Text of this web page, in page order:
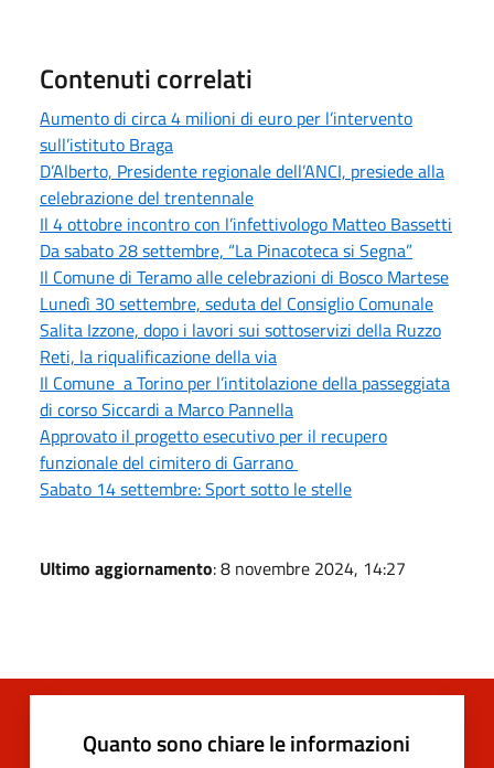
Contenuti correlati
Aumento di circa 4 milioni di euro per l’intervento
sull’istituto Braga
D’Alberto, Presidente regionale dell’ANCI, presiede alla
celebrazione del trentennale
Il 4 ottobre incontro con l’infettivologo Matteo Bassetti
Da sabato 28 settembre, “La Pinacoteca si Segna”
Il Comune di Teramo alle celebrazioni di Bosco Martese
Lunedì 30 settembre, seduta del Consiglio Comunale
Salita Izzone, dopo i lavori sui sottoservizi della Ruzzo
Reti, la riqualificazione della via
Il Comune a Torino per l’intitolazione della passeggiata
di corso Siccardi a Marco Pannella
Approvato il progetto esecutivo per il recupero
funzionale del cimitero di Garrano
Sabato 14 settembre: Sport sotto le stelle
Ultimo aggiornamento: 8 novembre 2024, 14:27
Quanto sono chiare le informazioni